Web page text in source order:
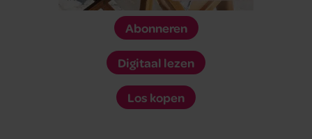
Abonneren
Digitaal lezen
Los kopen